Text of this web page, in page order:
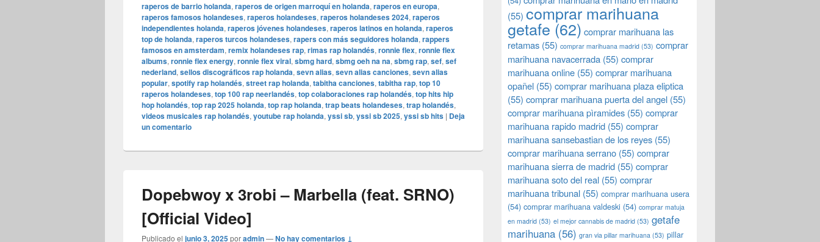
raperos de barrio holanda, raperos de origen marroquí en holanda, raperos en europa,
raperos famosos holandeses, raperos holandeses, raperos holandeses 2024, raperos
independientes holanda, raperos jóvenes holandeses, raperos latinos en holanda, raperos
top de holanda, raperos turcos holandeses, rapers con más seguidores holanda, rappers
famosos en amsterdam, remix holandeses rap, rimas rap holandés, ronnie flex, ronnie flex
albums, ronnie flex energy, ronnie flex viral, sbmg hard, sbmg oeh na na, sbmg rap, sef, sef
nederland, sellos discográficos rap holanda, sevn alias, sevn alias canciones, sevn alias
popular, spotify rap holandés, street rap holanda, tabitha canciones, tabitha rap, top 10
raperos holandeses, top 100 rap neerlandés, top colaboraciones rap holandés, top hits hip
hop holandés, top rap 2025 holanda, top rap holanda, trap beats holandeses, trap holandés,
videos musicales rap holandés, youtube rap holanda, yssi sb, yssi sb 2025, yssi sb hits | Deja
un comentario
Dopebwoy x 3robi – Marbella (feat. SRNO)
[Official Video]
Publicado el junio 3, 2025poradmin—No hay comentarios ↓
(55) comprar marihuana
getafe (62) comprar marihuana las
retamas (55) comprar marihuana madrid (53) comprar
marihuana navacerrada (55) comprar
marihuana online (55) comprar marihuana
opañel (55) comprar marihuana plaza eliptica
(55) comprar marihuana puerta del angel (55)
comprar marihuana pìramides (55) comprar
marihuana rapido madrid (55) comprar
marihuana sansebastian de los reyes (55)
comprar marihuana serrano (55) comprar
marihuana sierra de madrid (55) comprar
marihuana soto del real (55) comprar
marihuana tribunal (55) comprar marihuana usera
(54) comprar marihuana valdeski (54) comprar matuja
en madrid (53) el mejor cannabis de madrid (53) getafe
marihuana (56) gran via pillar marihuana (53) pillar